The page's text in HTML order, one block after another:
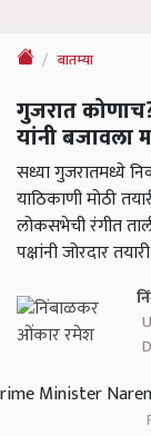
बातम्या
गुजरात
यांनी बजावला
सध्या गुजरातमध्ये
याठिकाणी मोठी
लोकसभेची रंगीत
पक्षांनी जोरदार